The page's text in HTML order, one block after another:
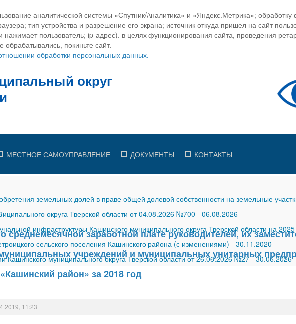
аналитической системы «Спутник/Аналитика» и «Яндекс.Метрика»;
тип устройства и разрешение его экрана; источник откуда пришел на сайт
пользователь; ip-адрес). в целях функционирования сайта, проведения
покиньте сайт.
обработки персональных данных.
МЕСТНОЕ САМОУПРАВЛЕНИЕ ДОКУМЕНТЫ КОНТАКТЫ
земельных долей в праве общей долевой собственности на земельные
округа Тверской области от 04.08.2026 №700 - 06.08.2026
инфраструктуры Кашинского муниципального округа Тверской области на
сельского поселения Кашинского района (с изменениями) - 30.11.2020
Кашинского муниципального округа Тверской области от 26.06.2026 №27-30.06.2026
заработной плате руководителей, их
учреждений и муниципальных унитарных
район» за 2018 год
11:23